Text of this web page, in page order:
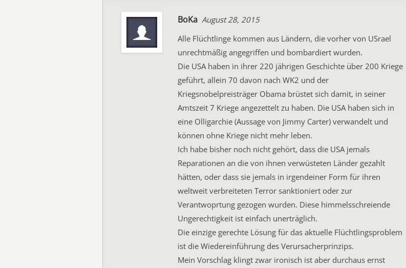
BoKa August 28, 2015
Alle Flüchtlinge kommen aus Ländern, die vorher von USrael
unrechtmäßig angegriffen und bombardiert wurden.
Die USA haben in ihrer 220 jährigen Geschichte über 200 Kriege
geführt, allein 70 davon nach WK2 und der
Kriegsnobelpreisträger Obama brüstet sich damit, in seiner
Amtszeit 7 Kriege angezettelt zu haben. Die USA haben sich in
eine Olligarchie (Aussage von Jimmy Carter) verwandelt und
können ohne Kriege nicht mehr leben.
Ich habe bisher noch nicht gehört, dass die USA jemals
Reparationen an die von ihnen verwüsteten Länder gezahlt
hätten, oder dass sie jemals in irgendeiner Form für ihren
weltweit verbreiteten Terror sanktioniert oder zur
Verantwoprtung gezogen wurden. Diese himmelsschreiende
Ungerechtigkeit ist einfach unerträglich.
Die einzige gerechte Lösung für das aktuelle Flüchtlingsproblem
ist die Wiedereinführung des Verursacherprinzips.
Mein Vorschlag klingt zwar ironisch ist aber durchaus ernst